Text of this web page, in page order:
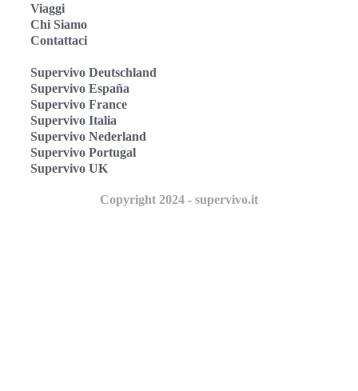
Viaggi
Chi Siamo
Contattaci
Supervivo Deutschland
Supervivo España
Supervivo France
Supervivo Italia
Supervivo Nederland
Supervivo Portugal
Supervivo UK
Copyright 2024 - supervivo.it